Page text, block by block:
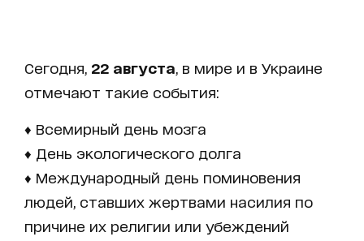
Сегодня, 22 августа , в мире и в Украине
отмечают такие события:
♦ Всемирный день мозга
♦ День экологического долга
♦ Международный день поминовения
людей, ставших жертвами насилия по
причине их религии или убеждений